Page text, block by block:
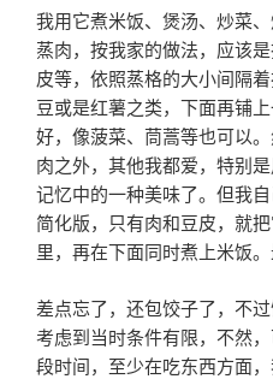
我用它煮米饭、煲汤、炒菜
蒸肉，按我家的做法，应该
皮等，依照蒸格的大小间隔
豆或是红薯之类，下面再铺
好，像菠菜、茼蒿等也可以
肉之外，其他我都爱，特别
记忆中的一种美味了。但我
简化版，只有肉和豆皮，就
里，再在下面同时煮上米饭
差点忘了，还包饺子了，不
考虑到当时条件有限，不然
段时间，至少在吃东西方面